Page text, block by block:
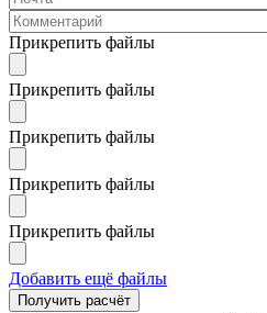
Прикрепить файлы
Прикрепить файлы
Прикрепить файлы
Прикрепить файлы
Прикрепить файлы
Добавить ещё файлы